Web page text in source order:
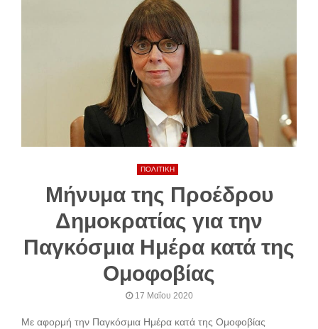
ΠΟΛΙΤΙΚΗ
Μήνυμα της Προέδρου
Δημοκρατίας για την
Παγκόσμια Ημέρα κατά της
Ομοφοβίας
17 Μαΐου 2020
Με αφορμή την Παγκόσμια Ημέρα κατά της Ομοφοβίας